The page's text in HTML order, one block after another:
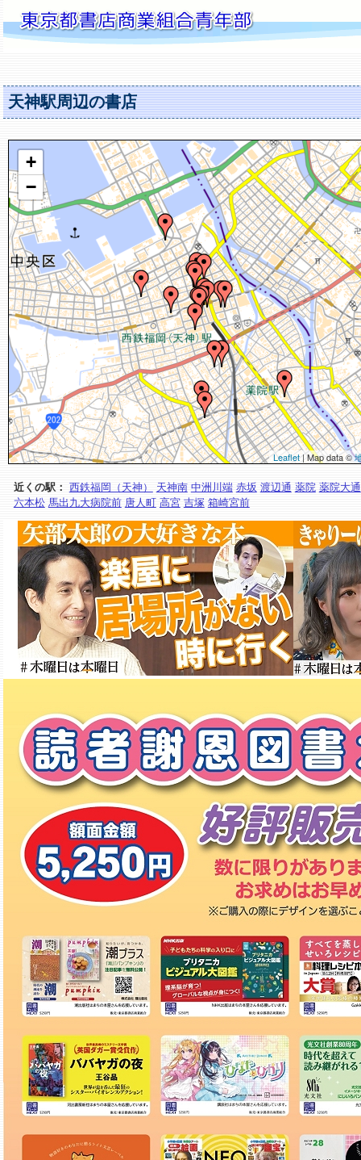
天神駅周辺の書店
+
−
Leaflet | Map data ©
近くの駅： 西鉄福岡（天神） 天神南 中洲川端 赤坂 渡辺通 薬院 薬院大通
六本松 馬出九大病院前 唐人町 高宮 吉塚 箱崎宮前